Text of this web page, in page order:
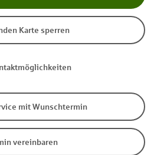
Karte sperren
mit Wunschtermin
vereinbaren